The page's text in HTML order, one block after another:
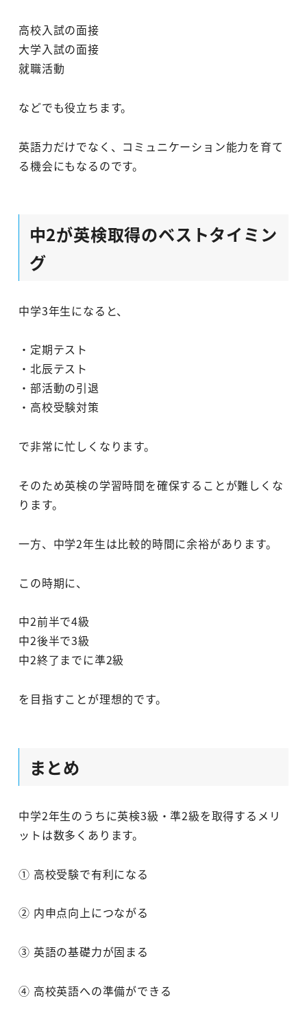
高校入試の面接
大学入試の面接
就職活動
などでも役立ちます。
英語力だけでなく、コミュニケーション能力を育て
る機会にもなるのです。
中2が英検取得のベストタイミン
グ
中学3年生になると、
・定期テスト
・北辰テスト
・部活動の引退
・高校受験対策
で非常に忙しくなります。
そのため英検の学習時間を確保することが難しくな
ります。
一方、中学2年生は比較的時間に余裕があります。
この時期に、
中2前半で4級
中2後半で3級
中2終了までに準2級
を目指すことが理想的です。
まとめ
中学2年生のうちに英検3級・準2級を取得するメリ
ットは数多くあります。
① 高校受験で有利になる
② 内申点向上につながる
③ 英語の基礎力が固まる
④ 高校英語への準備ができる